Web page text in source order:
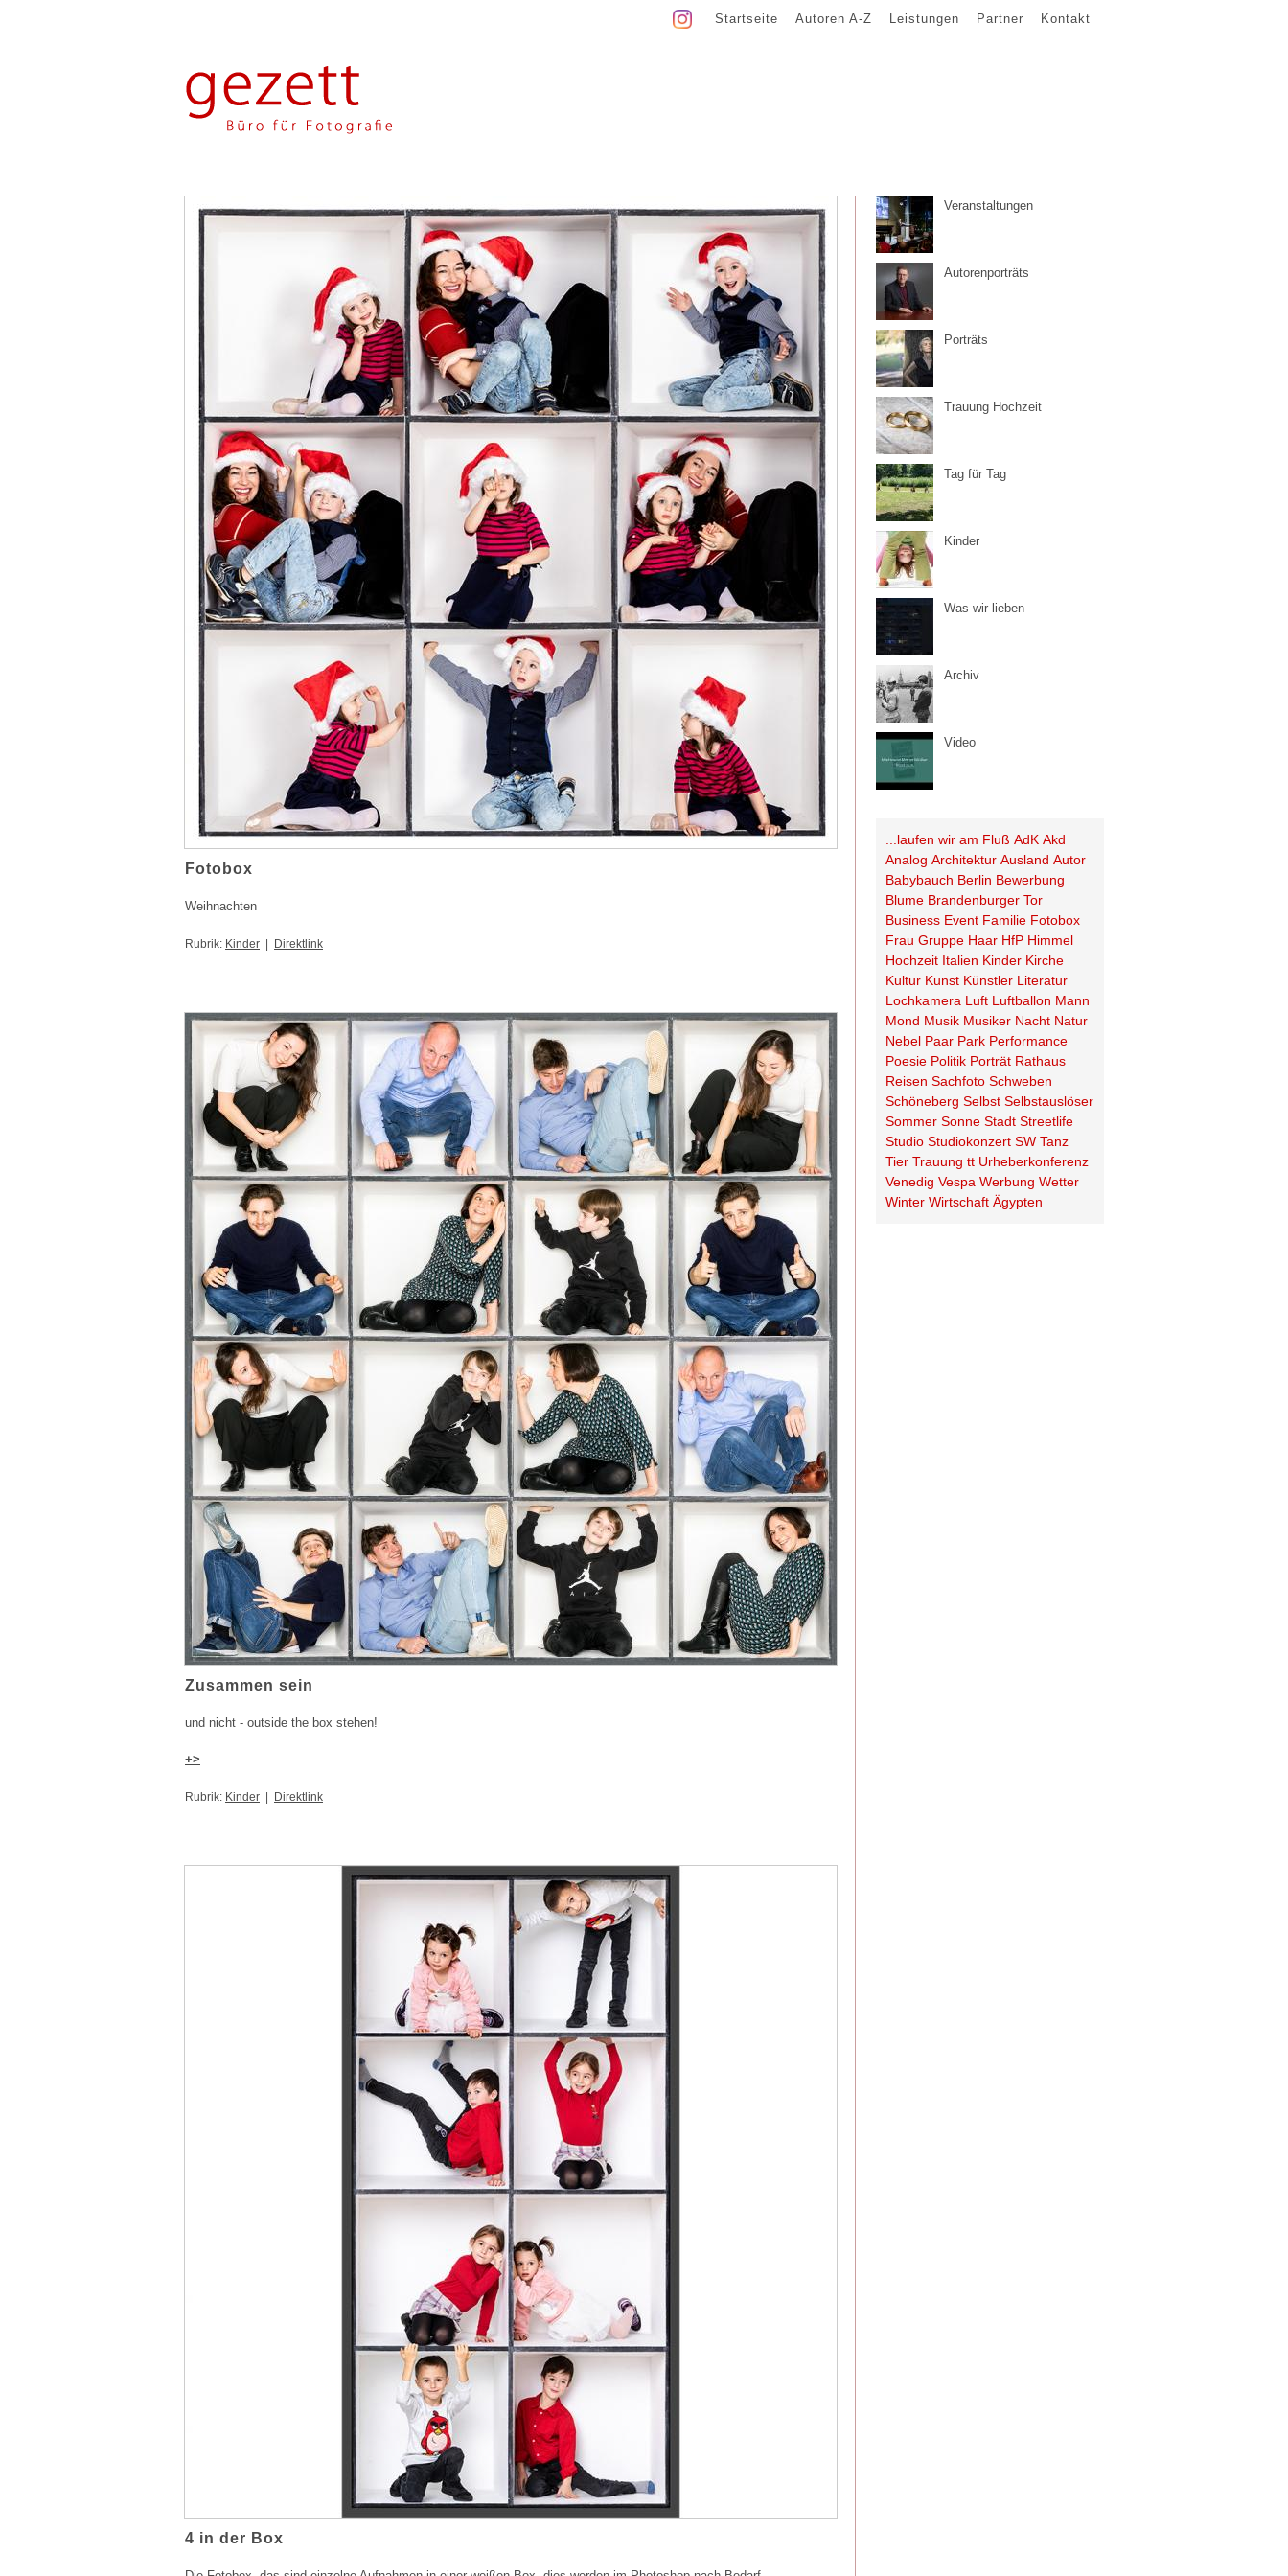
Startseite Autoren A-Z Leistungen Partner Kontakt
Fotobox
Weihnachten
Rubrik: Kinder Direktlink
Zusammen sein
und nicht - outside the box stehen!
+>
Rubrik: Kinder Direktlink
4 in der Box
Veranstaltungen
Autorenporträts
Porträts
Trauung Hochzeit
Tag für Tag
Kinder
Was wir lieben
Archiv
Video
...laufen wir am Fluß AdK Akd
Analog Architektur Ausland Autor
Babybauch Berlin Bewerbung
Blume Brandenburger Tor
Business Event Familie Fotobox
Frau Gruppe Haar HfP Himmel
Hochzeit Italien Kinder Kirche
Kultur Kunst Künstler Literatur
Lochkamera Luft Luftballon Mann
Mond Musik Musiker Nacht Natur
Nebel Paar Park Performance
Poesie Politik Porträt Rathaus
Reisen Sachfoto Schweben
Schöneberg Selbst Selbstauslöser
Sommer Sonne Stadt Streetlife
Studio Studiokonzert SW Tanz
Tier Trauung tt Urheberkonferenz
Venedig Vespa Werbung Wetter
Winter Wirtschaft Ägypten